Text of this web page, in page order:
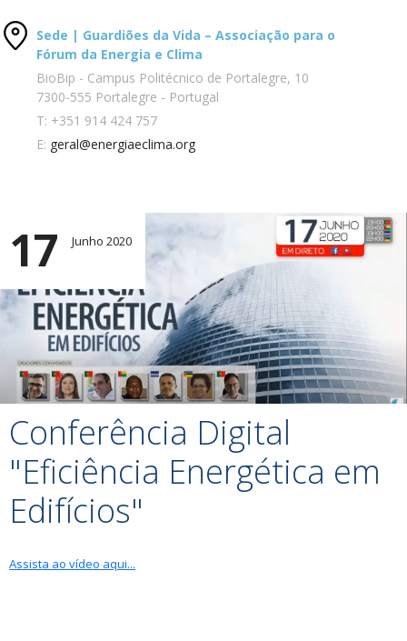
Sede | Guardiões da Vida – Associação para o
Fórum da Energia e Clima
BioBip - Campus Politécnico de Portalegre, 10
7300-555 Portalegre - Portugal
T: +351 914 424 757
E: geral@energiaeclima.org
17 Junho 2020
Conferência Digital
"Eficiência Energética em
Edifícios"
Assista ao vídeo aqui...